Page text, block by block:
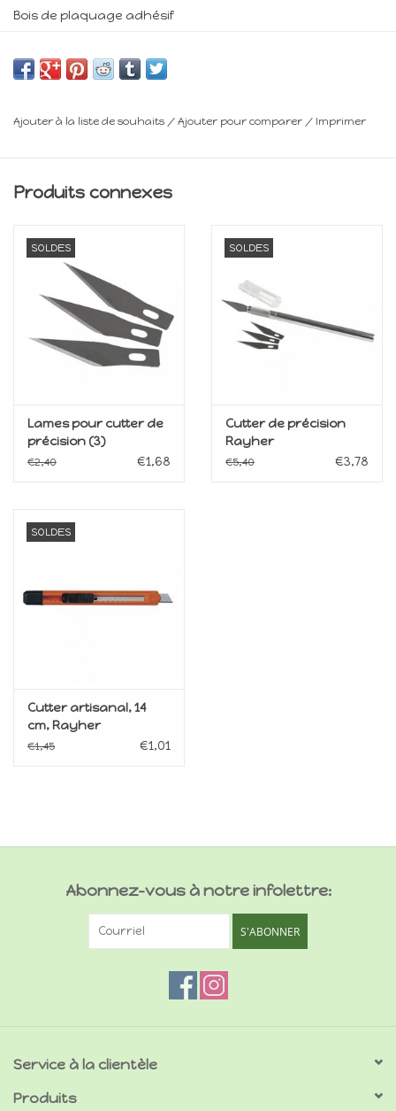
Bois de plaquage adhésif
Frais de livraison : voir panier
Ajouter à la liste de souhaits / Ajouter pour comparer / Imprimer
Produits connexes
SOLDES
Lames pour cutter de
précision (3)
€2,40 €1,68
SOLDES
Cutter de précision
Rayher
€5,40 €3,78
SOLDES
Cutter artisanal, 14
cm, Rayher
€1,45 €1,01
Abonnez-vous à notre infolettre:
S'ABONNER
Service à la clientèle
Produits